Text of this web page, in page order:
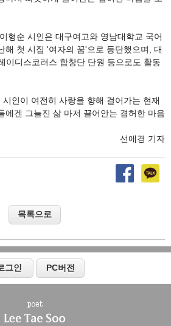
형순 시인은 대구여고와 영남대학교 국어
해 첫 시집 '여자의 꿈'으로 등단했으며, 대
이디스코러스 합창단 단원 등으로도 활동
인이 여전히 사랑을 향해 걸어가는 현재
에겐 그늘진 삶 마저 끌어안는 겸허한 마음
선애경 기자